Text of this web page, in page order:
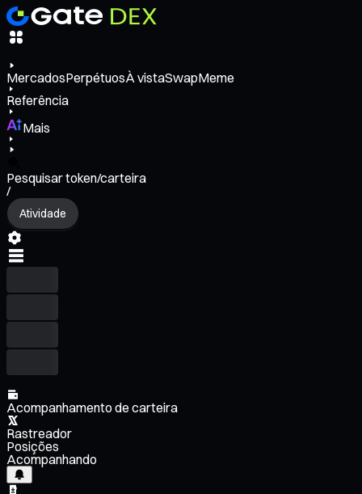
MercadosPerpétuosÀ vistaSwapMeme
Referência
Mais
Pesquisar token/carteira
/
Atividade
Acompanhamento de carteira
Rastreador
Posições
Acompanhando